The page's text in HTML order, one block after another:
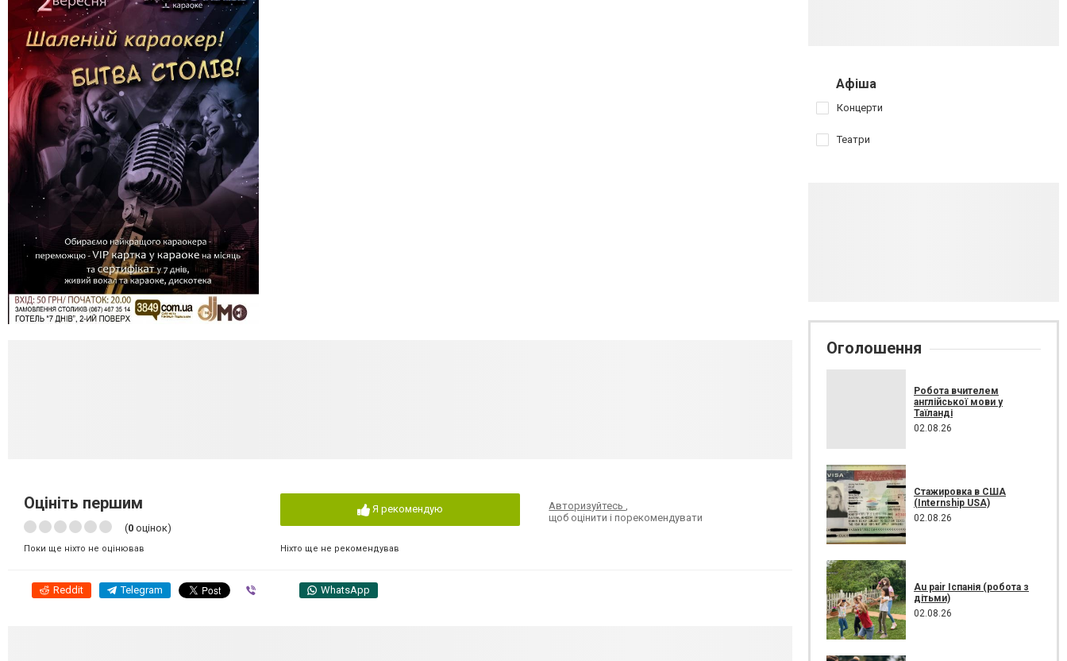
Оцініть першим
(0 оцінок)
Поки ще ніхто не оцінював
Я рекомендую
Ніхто ще не рекомендував
Авторизуйтесь,
щоб оцінити і порекомендувати
Reddit Telegram WhatsApp
Афіша
Концерти
Театри
Оголошення
Робота вчителем
англійської мови у
Таїланді
02.08.26
Стажировка в США
(Internship USA)
02.08.26
Au pair Іспанія (робота з
дітьми)
02.08.26